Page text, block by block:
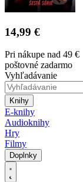
14,99 €
Pri nákupe nad 49 €
poštovné zadarmo
Vyhľadávanie
Knihy
E-knihy
Audioknihy
Hry
Filmy
Doplnky